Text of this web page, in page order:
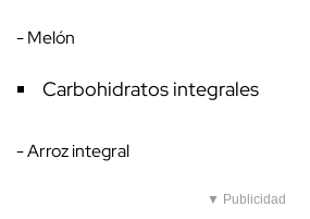
- Melón
Carbohidratos integrales
- Arroz integral
▼ Publicidad